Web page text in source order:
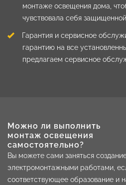
монтаже освещения дома,
чувствовала себя
Гарантия и сервисное
гарантию на все
предлагаем сервисное
Можно ли выполнить
монтаж освещения
самостоятельно?
Вы можете сами заняться
электромонтажными работами,
соответствующее образование и